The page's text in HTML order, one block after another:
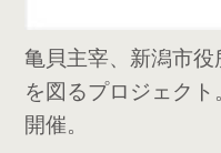
亀貝主宰、新潟市
を図るプロジェク
開催。